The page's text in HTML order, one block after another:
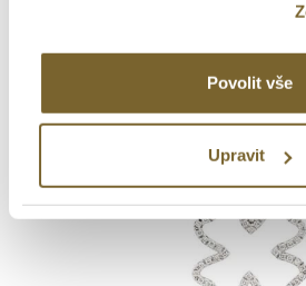
Povolit vše
Upravit